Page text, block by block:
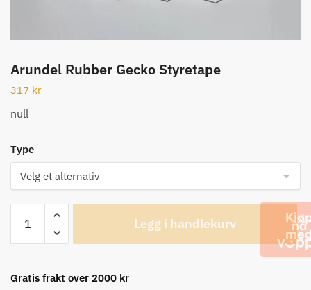
Arundel Rubber Gecko Styretape
317 kr
null
Type
Rubber
Gecko
antall
Legg i handlekurv
Gratis frakt over 2000 kr